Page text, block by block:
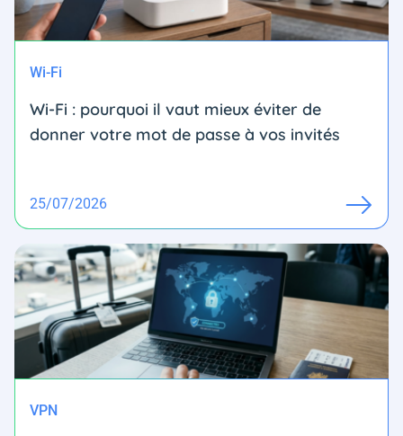
Wi-Fi
Wi-Fi : pourquoi il vaut mieux éviter de
donner votre mot de passe à vos invités
25/07/2026
VPN